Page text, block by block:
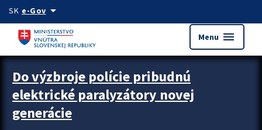
Preskocit na hlavný obsah
SK e-Govarrow_drop_down
Menu menu
Zastavit automatický posun upútavok
Do výzbroje polície pribudnú
elektrické paralyzátory novej
generácie